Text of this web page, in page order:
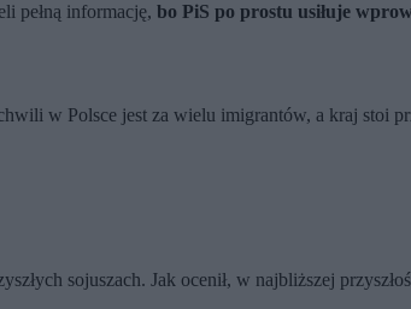
pełną informację, bo PiS po prostu usiłuje
w Polsce jest za wielu imigrantów, a kraj stoi
sojuszach. Jak ocenił, w najbliższej